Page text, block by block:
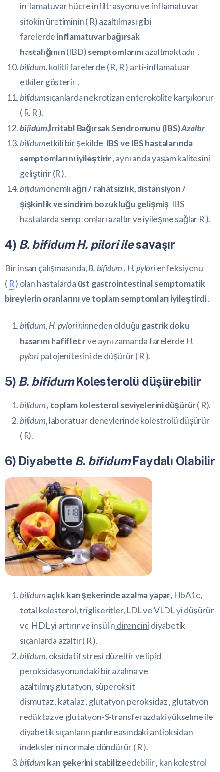
inflamatuvar hücre infiltrasyonu ve inflamatuvar
sitokin üretiminin ( R) azaltılması gibi
farelerde inflamatuvar bağırsak
hastalığının(IBD)semptomlarınıazaltmaktadır .
bifidum, kolitli farelerde (R, R) anti-inflamatuar
etkiler gösterir .
bifidumsıçanlarda nekrotizan enterokolite karşı korur
( R, R ).
bifidum,İrritabl Bağırsak Sendromunu (IBS)Azaltır
bifidumetkili bir şekilde IBSve IBS hastalarında
semptomlarını iyileştirir, aynı anda yaşam kalitesini
geliştirir (R).
bifidumönemliağrı / rahatsızlık, distansiyon /
şişkinlik ve sindirim bozukluğu gelişmiş IBS
hastalarda semptomları azaltır ve iyileşme sağlar R ).
4) B. bifidum H. pilori ilesavaşır
Bir insan çalışmasında,B. bifidum , H. pylorienfeksiyonu
( R) olan hastalarda üst gastrointestinal semptomatik
bireylerin oranlarını ve toplam semptomları iyileştirdi.
bifidum,H. pylori’ninneden olduğu gastrik doku
hasarını hafifletirve aynı zamanda farelerde H.
pyloripatojenitesini de düşürür ( R ).
5) B. bifidumKolesterolü düşürebilir
bifidum, toplam kolesterol seviyelerini düşürür( R).
bifidum, laboratuar deneylerinde kolestrolü düşürür
( R).
6) Diyabette B. bifidumFaydalı Olabilir
bifidumaçlık kan şekerinde azalma yapar, HbA1c,
total kolesterol, trigliseritler, LDL ve VLDL yi düşürür
ve HDL yi artırır ve insülin direncinidiyabetik
sıçanlarda azaltır ( R).
bifidum,oksidatif stresi düzeltir ve lipid
peroksidasyonundaki bir azalma ve
azaltılmışglutatyon, süperoksit
dismutaz , katalaz , glutatyon peroksidaz , glutatyon
redüktaz ve glutatyon-S-transferazdaki yükselme ile
diyabetik sıçanların pankreasındaki antioksidan
indekslerini normale döndürür ( R).
bifidumkan şekerini stabilizeedebilir , kan kolestrol